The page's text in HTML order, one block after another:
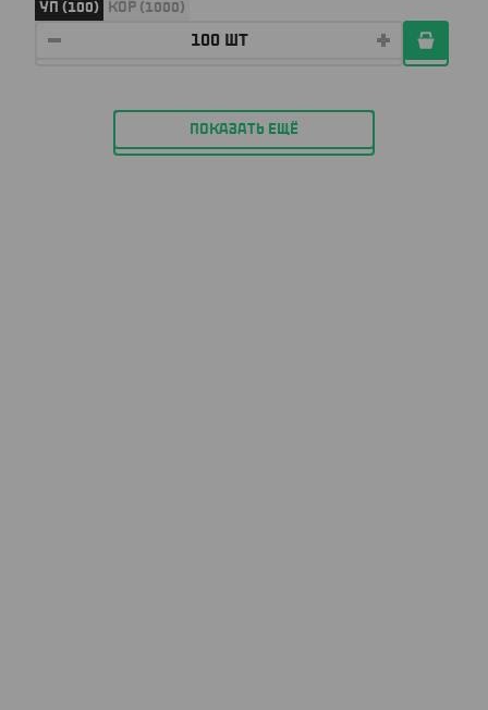
УП (100) КОР (1000)
ПОКАЗАТЬ ЕЩЁ